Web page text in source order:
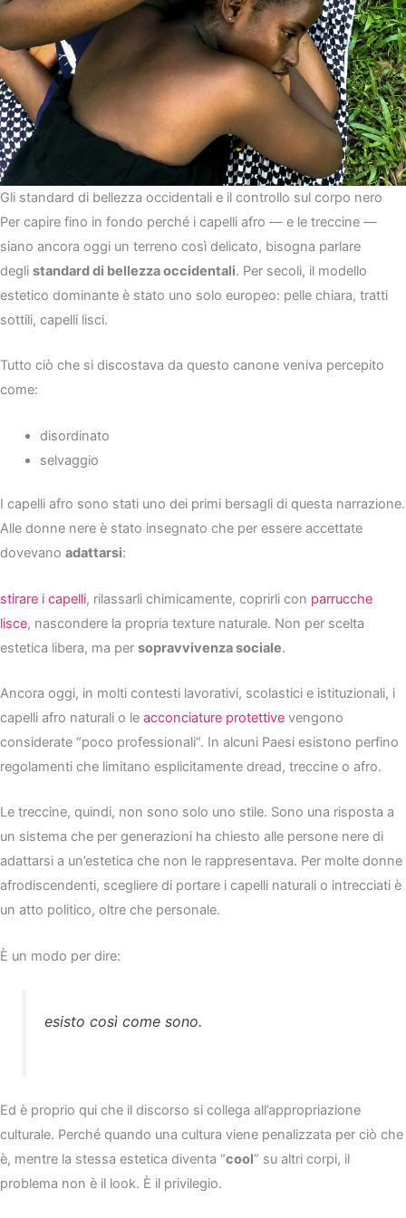
Gli standard di bellezza occidentali e il controllo sul corpo nero
Per capire fino in fondo perché i capelli afro — e le treccine —
siano ancora oggi un terreno così delicato, bisogna parlare
degli standard di bellezza occidentali. Per secoli, il modello
estetico dominante è stato uno solo europeo: pelle chiara, tratti
sottili, capelli lisci.
Tutto ciò che si discostava da questo canone veniva percepito
come:
disordinato
selvaggio
I capelli afro sono stati uno dei primi bersagli di questa narrazione.
Alle donne nere è stato insegnato che per essere accettate
dovevano adattarsi:
stirare i capelli, rilassarli chimicamente, coprirli con parrucche
lisce, nascondere la propria texture naturale. Non per scelta
estetica libera, ma per sopravvivenza sociale.
Ancora oggi, in molti contesti lavorativi, scolastici e istituzionali, i
capelli afro naturali o le acconciature protettive vengono
considerate “poco professionali”. In alcuni Paesi esistono perfino
regolamenti che limitano esplicitamente dread, treccine o afro.
Le treccine, quindi, non sono solo uno stile. Sono una risposta a
un sistema che per generazioni ha chiesto alle persone nere di
adattarsi a un’estetica che non le rappresentava. Per molte donne
afrodiscendenti, scegliere di portare i capelli naturali o intrecciati è
un atto politico, oltre che personale.
È un modo per dire:
esisto così come sono.
Ed è proprio qui che il discorso si collega all’appropriazione
culturale. Perché quando una cultura viene penalizzata per ciò che
è, mentre la stessa estetica diventa “cool” su altri corpi, il
problema non è il look. È il privilegio.